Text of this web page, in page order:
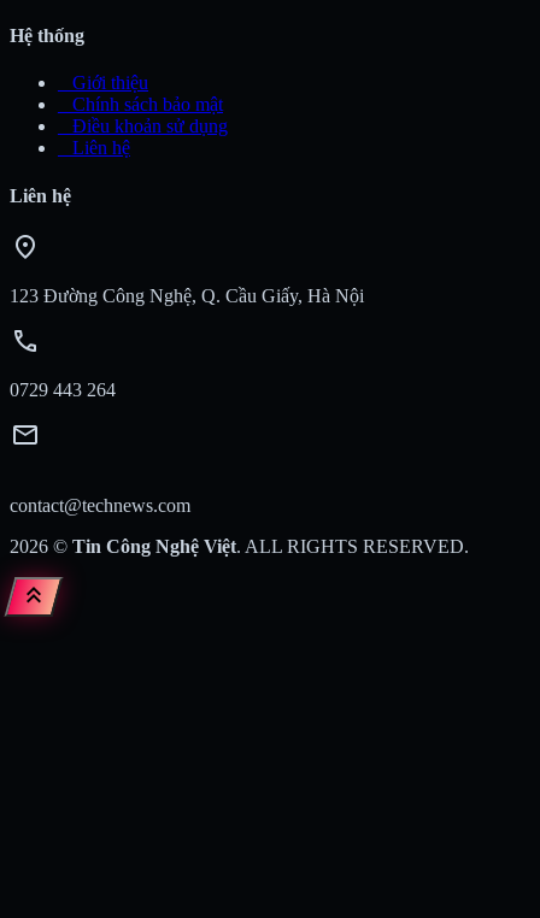
Hệ thống
Giới thiệu
Chính sách bảo mật
Điều khoản sử dụng
Liên hệ
Liên hệ
location_on
123 Đường Công Nghệ, Q. Cầu Giấy, Hà Nội
call
0729 443 264
mail
contact@technews.com
2026 © Tin Công Nghệ Việt. ALL RIGHTS RESERVED.
keyboard_double_arrow_up